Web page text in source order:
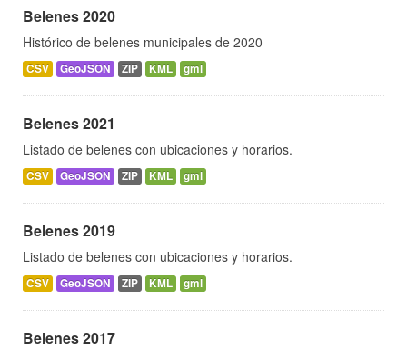
Belenes 2020
Histórico de belenes municipales de 2020
CSV GeoJSON ZIP KML gml
Belenes 2021
Listado de belenes con ubicaciones y horarios.
CSV GeoJSON ZIP KML gml
Belenes 2019
Listado de belenes con ubicaciones y horarios.
CSV GeoJSON ZIP KML gml
Belenes 2017